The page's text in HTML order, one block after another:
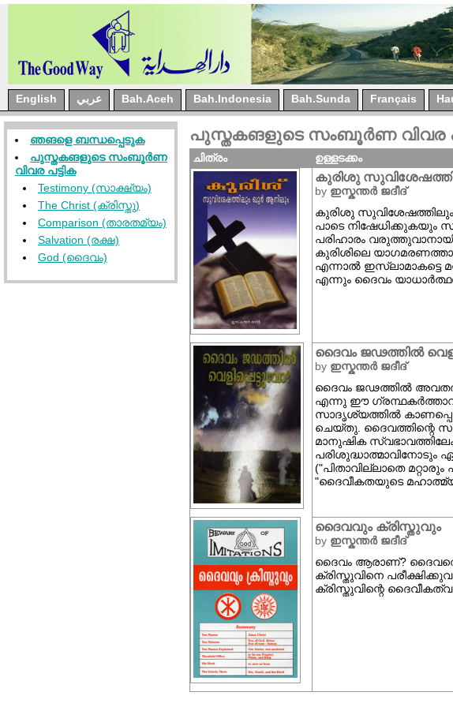
English عربي Bah.Aceh Bah.Indonesia Bah.Sunda Français
ഞങളെ ബന്ധപ്പെടുക
പുസ്തകങളുടെ സംബൂർണ
വിവര പട്ടിക
Testimony (സാക്ഷ്യം)
The Christ (ക്രിസ്തു)
Comparison (താരതമ്യം)
Salvation (രക്ഷ)
God (ദൈവം)
പുസ്തകങളുടെ സംബൂർണ വിവര
ചിത്രം ഉള്ളടക്കം
കുരിശു
by ഇസ്കന്തര്‍ ജദീദ്
കുരിശു സുവിശേഷത്തിലും
പാടെ
പരിഹാരം
കുരിശിലെ
എന്നാല്‍ ഇസ്ലാമാകട്ടെ
എന്നും ദൈവം
ദൈവം ജഢത്തിൽ
by ഇസ്കന്തർ ജദീദ്
ദൈവം ജഢത്തിൽ
എന്നു ഈ ഗ്രന്ഥകർത്താവു
സാദൃശ്യത്തിൽ
ചെയ്തു. ദൈവത്തിന്റെ
മാനുഷിക
പരിശുദ്ധാത്മാവിനോടും
("പിതാവില്ലാതെ
"ദൈവീകതയുടെ
ദൈവവും ക്രിസ്തുവും
by ഇസ്കന്തര്‍ ജദീദ്
ദൈവം ആരാണ്?
ക്രിസ്തുവിനെ
ക്രിസ്തുവിന്റെ